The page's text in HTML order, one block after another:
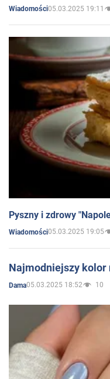
Wiadomości05.03.2025 19:11
Pyszny i zdrowy
Wiadomości05.03.2025 19:05
Najmodniejszy kolor
Dama05.03.2025 18:52 10